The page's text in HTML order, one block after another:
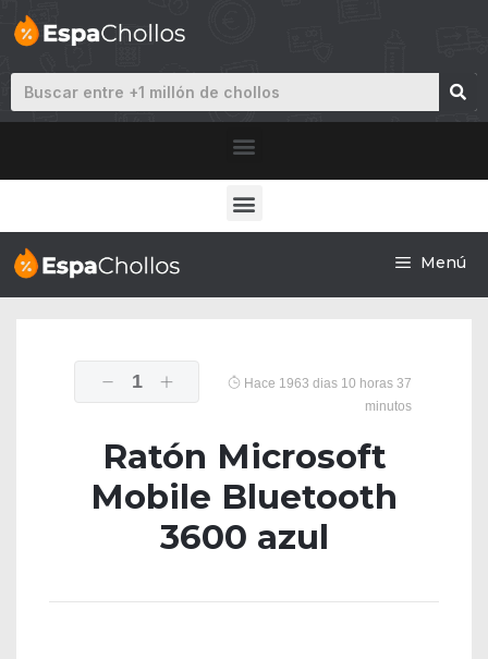
Menú
1
Hace 1963 dias 10 horas 37
minutos
Ratón Microsoft
Mobile Bluetooth
3600 azul